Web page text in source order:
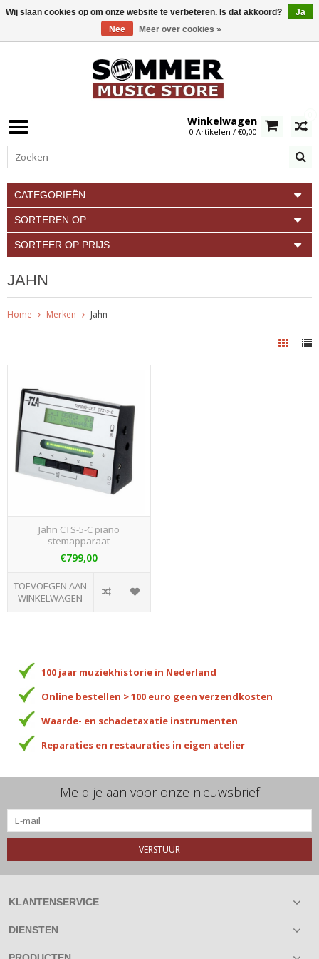
Winkelwagen
0 Artikelen / €0,00
CATEGORIEËN
SORTEREN OP
SORTEER OP PRIJS
JAHN
Home Merken Jahn
Jahn CTS-5-C piano
stemapparaat
€799,00
TOEVOEGEN AAN
WINKELWAGEN
100 jaar muziekhistorie in Nederland
Online bestellen > 100 euro geen verzendkosten
Waarde- en schadetaxatie instrumenten
Reparaties en restauraties in eigen atelier
Meld je aan voor onze nieuwsbrief
VERSTUUR
KLANTENSERVICE
DIENSTEN
Wij slaan cookies op om onze website te verbeteren. Is dat akkoord?
Ja
Nee
Meer over cookies »